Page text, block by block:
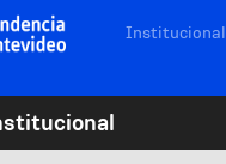
Navegación
Institucional